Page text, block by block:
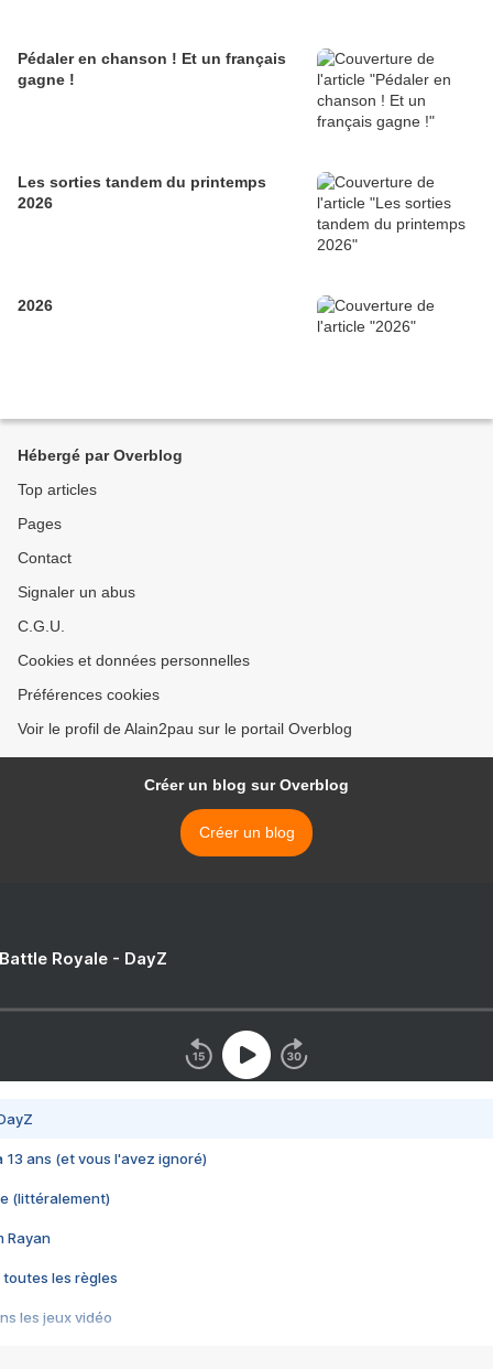
Pédaler en chanson ! Et un français
gagne !
Les sorties tandem du printemps
2026
2026
Hébergé par Overblog
Top articles
Pages
Contact
Signaler un abus
C.G.U.
Cookies et données personnelles
Préférences cookies
Voir le profil de Alain2pau sur le portail Overblog
Créer un blog sur Overblog
Créer un blog
Royale - DayZ
13 ans (et vous l'avez ignoré)
(littéralement)
Rayan
toutes les règles
les jeux vidéo